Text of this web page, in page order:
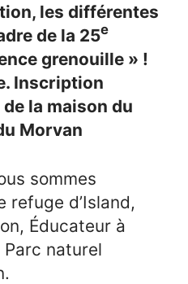
les différentes
de la 25e
grenouille » !
Inscription
la maison du
Morvan
sommes
refuge d’Island,
Éducateur à
Parc naturel